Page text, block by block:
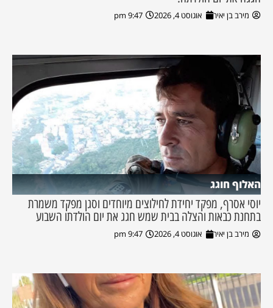
מירב בן יאיר אוגוסט 4, 2026 9:47 pm
האלוף חוגג
יוסי אסרף, מפקד יחידת לחילוצים מיוחדים וסגן מפקד משמרת
בתחנת כבאות והצלה בבית שמש חגג את יום הולדתו השבוע
מירב בן יאיר אוגוסט 4, 2026 9:47 pm